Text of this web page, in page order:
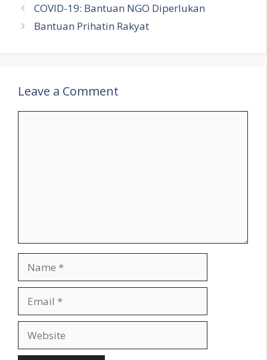
COVID-19: Bantuan NGO Diperlukan
Bantuan Prihatin Rakyat
Leave a Comment